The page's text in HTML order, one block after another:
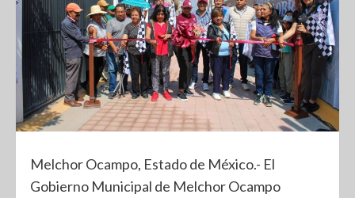
Melchor Ocampo, Estado de México.- El
Gobierno Municipal de Melchor Ocampo